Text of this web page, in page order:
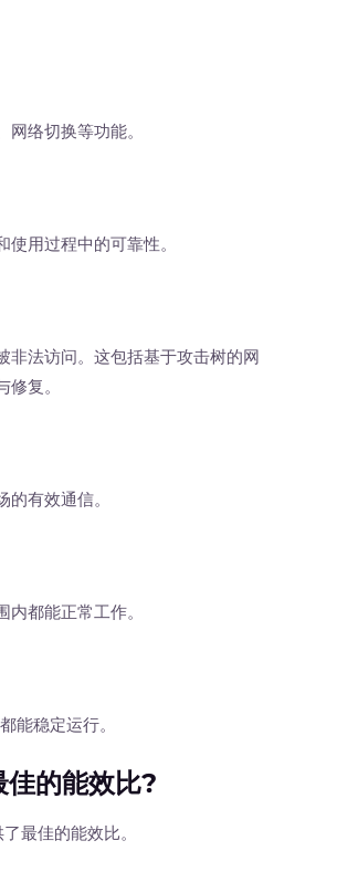
络切换等功能。
用过程中的可靠性。
法访问。这包括基于攻击树的网
复。
有效通信。
都能正常工作。
稳定运行。
的能效比?
最佳的能效比。